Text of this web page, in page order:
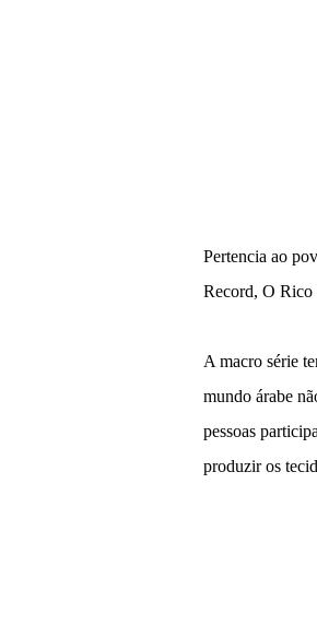
Pertencia ao
Record, O Rico
A macro série
mundo árabe
pessoas
produzir os